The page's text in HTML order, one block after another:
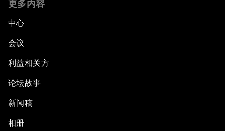
更多内容
中心
会议
利益相关方
论坛故事
新闻稿
相册